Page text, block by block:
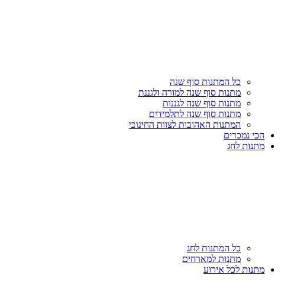
כל המתנות סוף שנה
מתנות סוף שנה למורה ולגננת
מתנות סוף שנה לגננות
מתנות סוף שנה לתלמידים
המתנות האהובות לצוות החינוכי
הכי נמכרים
מתנות לחג
כל המתנות לחג
מתנות למארחים
מתנות לכל אירוע